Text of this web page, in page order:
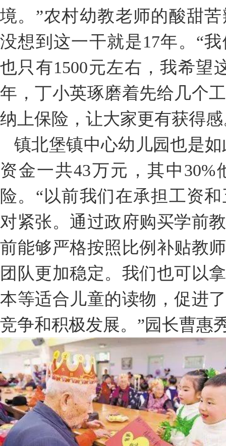
境。”农村幼教老师的酸甜
没想到这一干就是17年。“
也只有1500元左右，我希望
年，丁小英琢磨着先给几个
纳上保险，让大家更有获得
镇北堡镇中心幼儿园也是
资金一共43万元，其中
险。“以前我们在承担工资
对紧张。通过政府购买学前
前能够严格按照比例补贴教
团队更加稳定。我们也可以
本等适合儿童的读物，促进
竞争和积极发展。”园长曹惠